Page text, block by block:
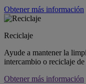
Obtener más información
Reciclaje
Ayude a mantener la
intercambio o reciclaje
Obtener más información